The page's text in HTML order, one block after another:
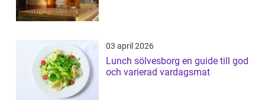
03 april 2026
Lunch sölvesborg en guide till god
och varierad vardagsmat